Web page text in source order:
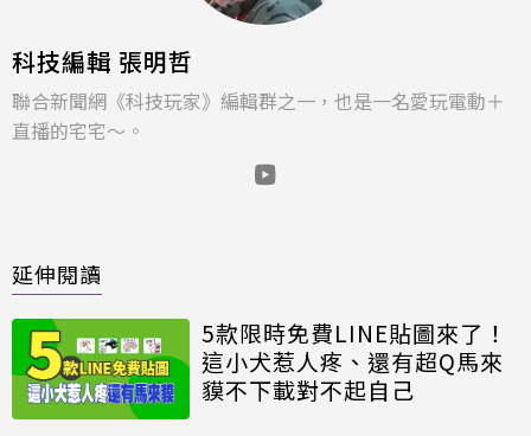
科技編輯 張明哲
聯合新聞網《科技玩家》編輯群之一，也是一名愛玩電動＋
直播的宅宅～。
延伸閱讀
5款限時免費LINE貼圖來了！
這小犬惹人疼、還有超Q馬來
貘不下載對不起自己